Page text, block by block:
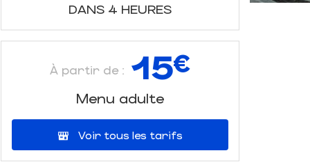
DANS 4 HEURES
À partir de : 15€
Menu adulte
Voir tous les tarifs